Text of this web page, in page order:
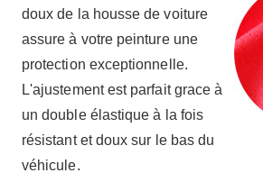
doux de la housse de voiture
assure à votre peinture une
protection exceptionnelle.
L'ajustement est parfait grace à
un double élastique à la fois
résistant et doux sur le bas du
véhicule.